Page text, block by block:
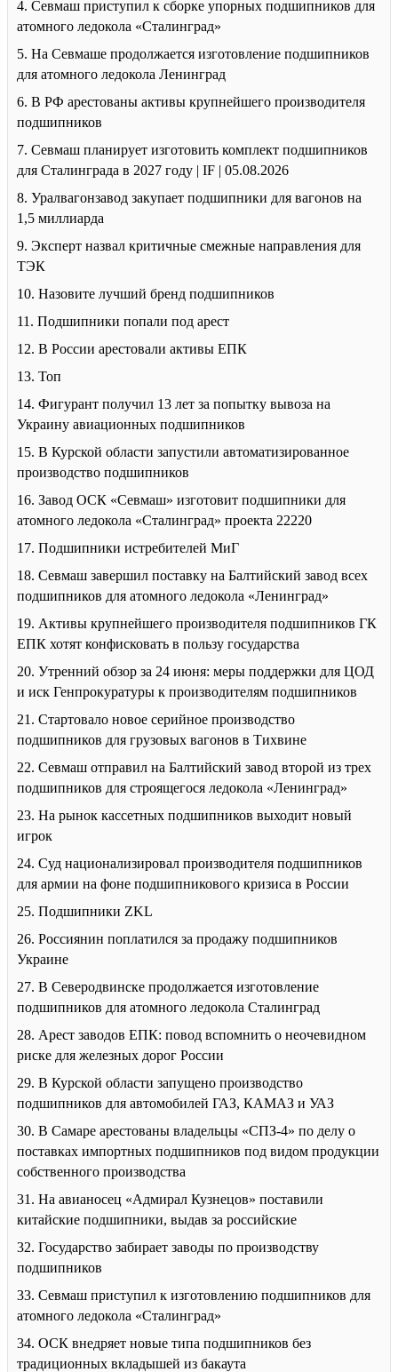
4. Севмаш приступил к сборке упорных подшипников для
атомного ледокола «Сталинград»
5. На Севмаше продолжается изготовление подшипников
для атомного ледокола Ленинград
6. В РФ арестованы активы крупнейшего производителя
подшипников
7. Севмаш планирует изготовить комплект подшипников
для Сталинграда в 2027 году | IF | 05.08.2026
8. Уралвагонзавод закупает подшипники для вагонов на
1,5 миллиарда
9. Эксперт назвал критичные смежные направления для
ТЭК
10. Назовите лучший бренд подшипников
11. Подшипники попали под арест
12. В России арестовали активы ЕПК
13. Топ
14. Фигурант получил 13 лет за попытку вывоза на
Украину авиационных подшипников
15. В Курской области запустили автоматизированное
производство подшипников
16. Завод ОСК «Севмаш» изготовит подшипники для
атомного ледокола «Сталинград» проекта 22220
17. Подшипники истребителей МиГ
18. Севмаш завершил поставку на Балтийский завод всех
подшипников для атомного ледокола «Ленинград»
19. Активы крупнейшего производителя подшипников ГК
ЕПК хотят конфисковать в пользу государства
20. Утренний обзор за 24 июня: меры поддержки для ЦОД
и иск Генпрокуратуры к производителям подшипников
21. Стартовало новое серийное производство
подшипников для грузовых вагонов в Тихвине
22. Севмаш отправил на Балтийский завод второй из трех
подшипников для строящегося ледокола «Ленинград»
23. На рынок кассетных подшипников выходит новый
игрок
24. Суд национализировал производителя подшипников
для армии на фоне подшипникового кризиса в России
25. Подшипники ZKL
26. Россиянин поплатился за продажу подшипников
Украине
27. В Северодвинске продолжается изготовление
подшипников для атомного ледокола Сталинград
28. Арест заводов ЕПК: повод вспомнить о неочевидном
риске для железных дорог России
29. В Курской области запущено производство
подшипников для автомобилей ГАЗ, КАМАЗ и УАЗ
30. В Самаре арестованы владельцы «СПЗ-4» по делу о
поставках импортных подшипников под видом продукции
собственного производства
31. На авианосец «Адмирал Кузнецов» поставили
китайские подшипники, выдав за российские
32. Государство забирает заводы по производству
подшипников
33. Севмаш приступил к изготовлению подшипников для
атомного ледокола «Сталинград»
34. ОСК внедряет новые типа подшипников без
традиционных вкладышей из бакаута